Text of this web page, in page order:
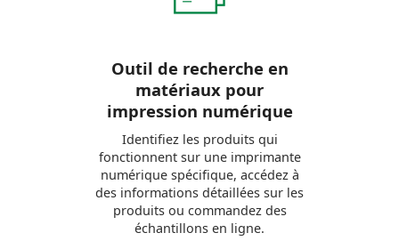
Outil de recherche en
matériaux pour
impression numérique
Identifiez les produits qui
fonctionnent sur une imprimante
numérique spécifique, accédez à
des informations détaillées sur les
produits ou commandez des
échantillons en ligne.